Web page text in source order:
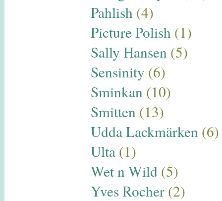
Pahlish (4)
Picture Polish (1)
Sally Hansen (5)
Sensinity (6)
Sminkan (10)
Smitten (13)
Udda Lackmärken (6)
Ulta (1)
Wet n Wild (5)
Yves Rocher (2)